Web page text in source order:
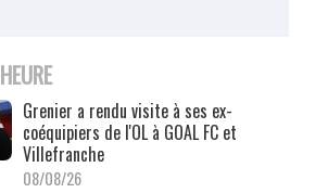
Grenier a rendu visite à ses ex-
coéquipiers de l'OL à GOAL FC et
Villefranche
08/08/26